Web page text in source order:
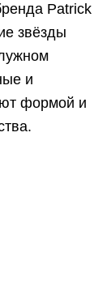
Patrick
звёзды
и
формой и